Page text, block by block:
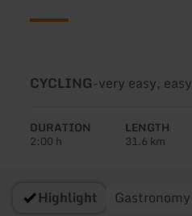
Type
tour:
CYCLING-Difficulty:
very easy, easy
DURATION
2:00 h
LENGTH
31.6 km
Highlight Gastronomy